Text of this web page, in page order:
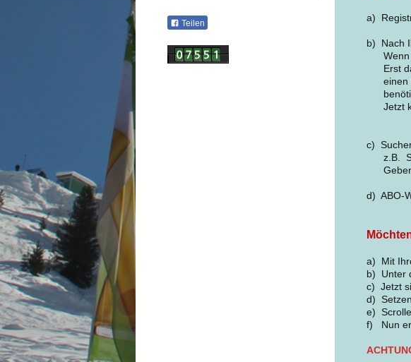
a)
b) Nach
Wenn
Erst
einen
Jetzt
c)
z.B.
Geben
d) ABO-
a) Mit
b) Unter
c) Jetzt
d)
e)
f) Nun
Teilen